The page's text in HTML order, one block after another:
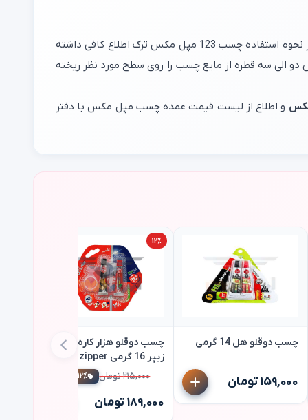
، از دو جزء اسپری فعال کننده و مایع چسب ساخته شده که به سرعت قطعات را به یکدیگر می چسباند. باید از نحوه استفاده چسب 123 مپل مکس ترک اطلاع کافی داشته
الی سه قطره از مایع چسب را روی سطح مورد نظر ریخته
و اطلاع از لیست قیمت عمده چسب مپل مکس با دفتر
چسب دوقلو هل 14 گرمی
۱۵۹,۰۰۰ تومان
۱۲٪
چسب دوقلو هزار کاره مات
زیپر 16 گرمی zipper
۲۱۵,۰۰۰ تومان ۱۲٪ تخفیف
۱۸۹,۰۰۰ تومان